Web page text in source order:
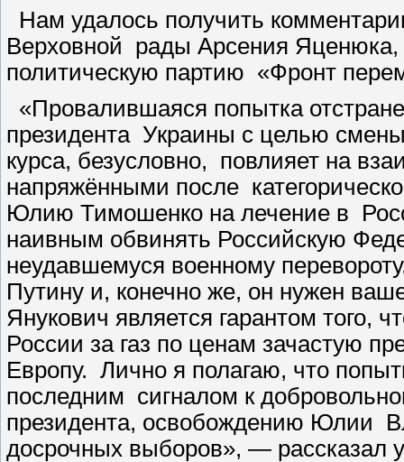
Нам удалось получить
Верховной рады Арсения
политическую партию «Фронт
«Провалившаяся попытка
президента Украины с целью
курса, безусловно, повлияет на
напряжёнными после
Юлию Тимошенко на лечение в
наивным обвинять Российскую
неудавшемуся военному
Путину и, конечно же, он нужен
Янукович является гарантом того,
России за газ по ценам зачастую
Европу. Лично я полагаю, что
последним сигналом к
президента, освобождению Юлии
досрочных выборов», — рассказал